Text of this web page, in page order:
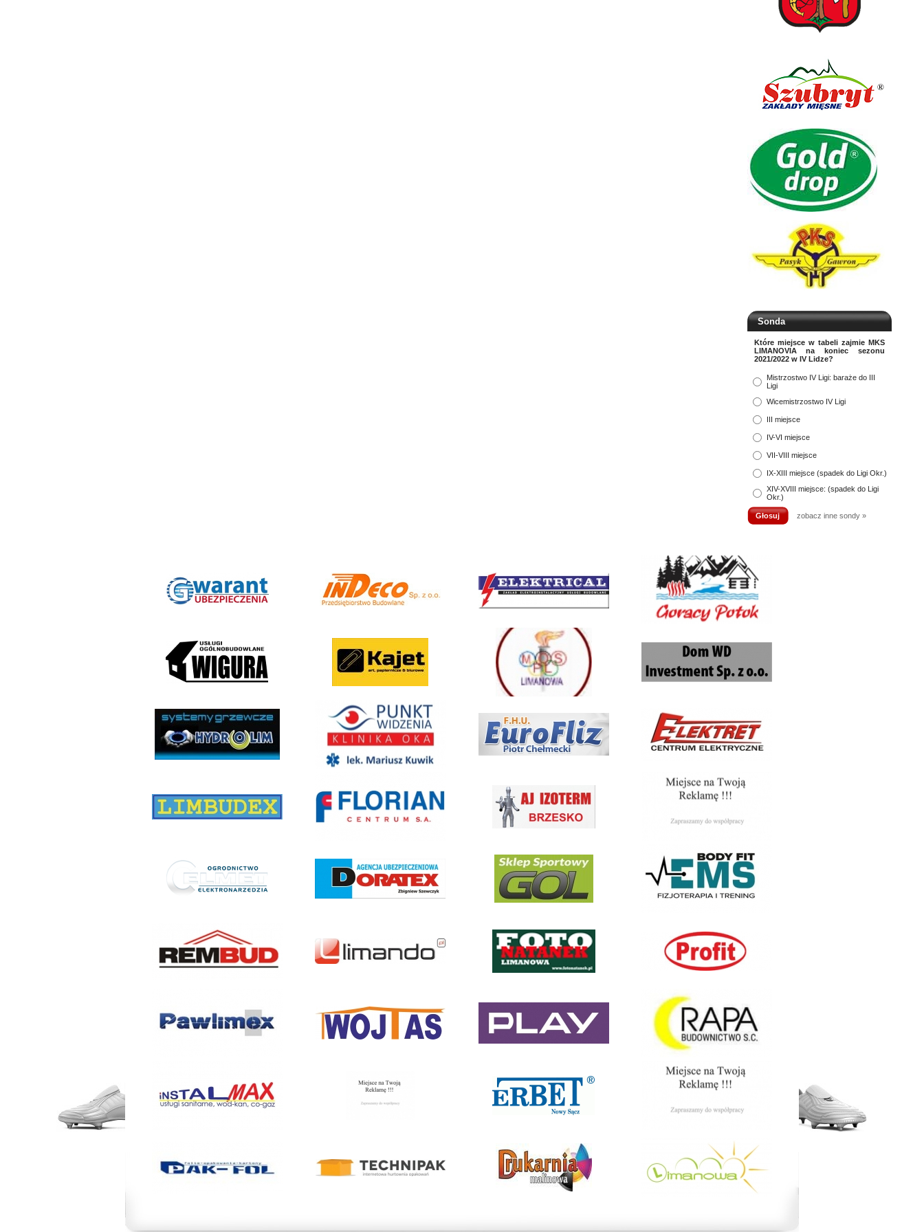
Sonda
Które miejsce w tabeli zajmie MKS
LIMANOVIA na koniec sezonu
2021/2022 w IV Lidze?
Mistrzostwo IV Ligi: baraże do III
Ligi
Wicemistrzostwo IV Ligi
III miejsce
IV-VI miejsce
VII-VIII miejsce
IX-XIII miejsce (spadek do Ligi Okr.)
XIV-XVIII miejsce: (spadek do Ligi
Okr.)
zobacz inne sondy »